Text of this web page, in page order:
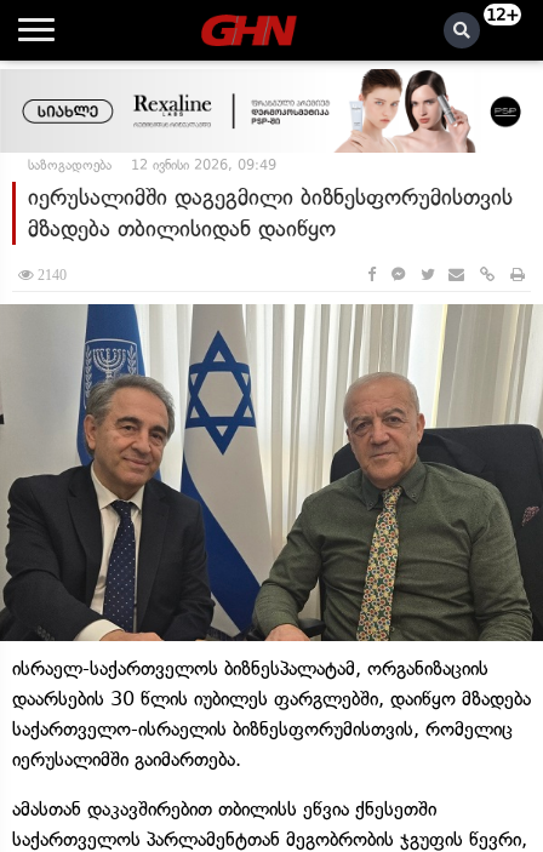
12+
საზოგადოება 12 ივნისი 2026, 09:49
იერუსალიმში დაგეგმილი ბიზნესფორუმისთვის
მზადება თბილისიდან დაიწყო
2140
ისრაელ-საქართველოს ბიზნესპალატამ, ორგანიზაციის
დაარსების 30 წლის იუბილეს ფარგლებში, დაიწყო მზადება
საქართველო-ისრაელის ბიზნესფორუმისთვის, რომელიც
იერუსალიმში გაიმართება.
ამასთან დაკავშირებით თბილისს ეწვია ქნესეთში
საქართველოს პარლამენტთან მეგობრობის ჯგუფის წევრი,